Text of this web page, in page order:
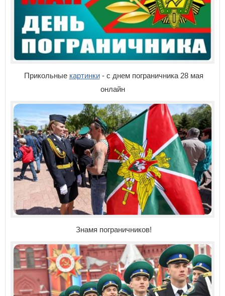
Прикольные картинки- с днем пограничника 28 мая
онлайн
Знамя пограничников!